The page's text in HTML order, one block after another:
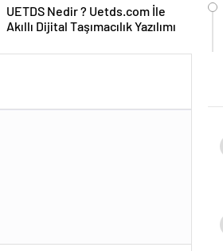
UETDS Nedir ? Uetds.com İle
Akıllı Dijital Taşımacılık Yazılımı